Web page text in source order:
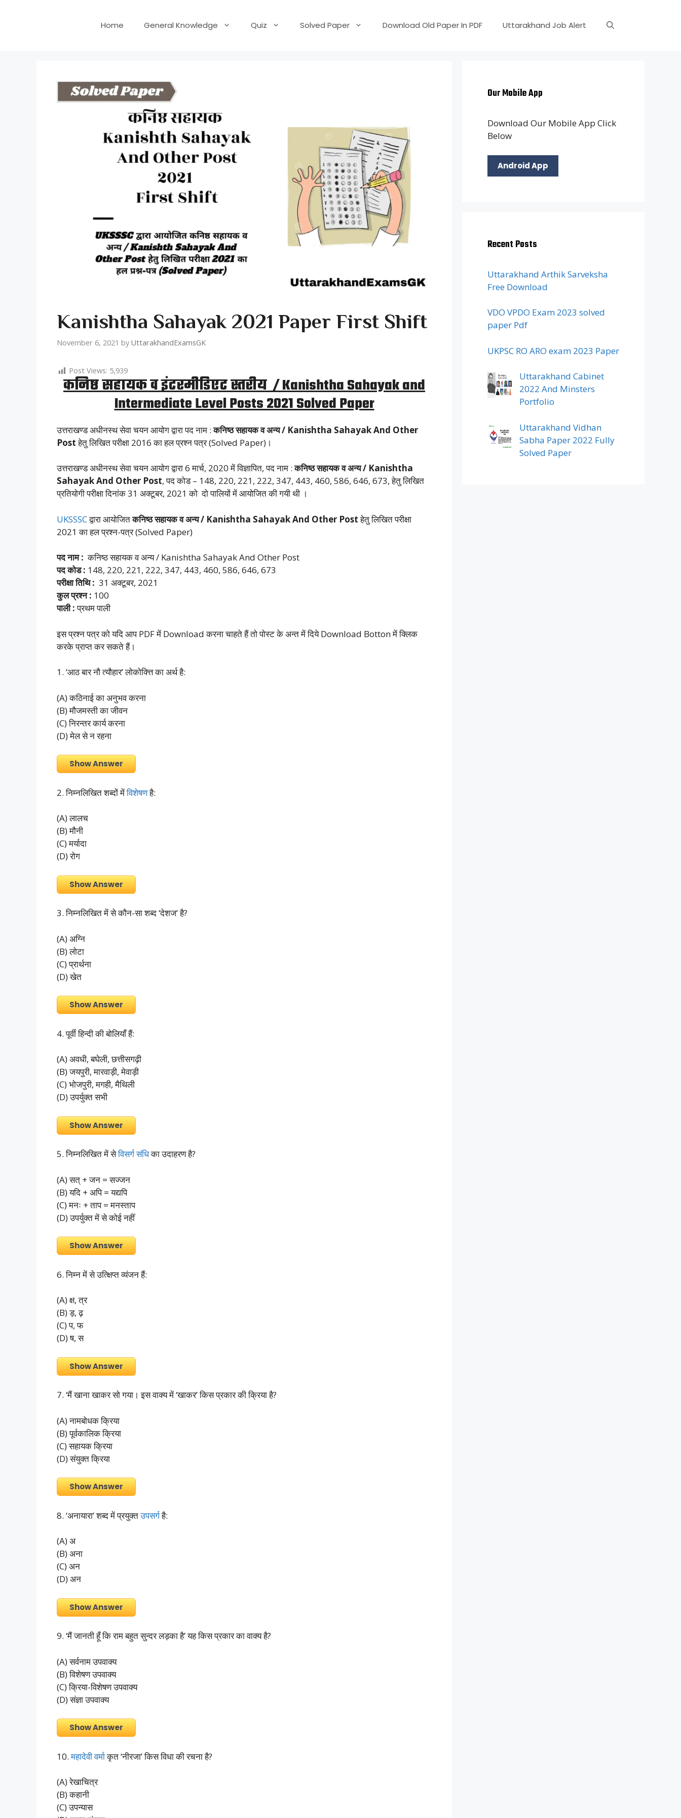
Home General Knowledge Quiz Solved Paper Download Old Paper In PDF Uttarakhand Job Alert
Kanishtha Sahayak 2021 Paper First Shift
November 6, 2021 by UttarakhandExamsGK
Post Views: 5,939
कनिष्ठ सहायक व इंटरमीडिएट स्तरीय / Kanishtha Sahayak and
Intermediate Level Posts 2021 Solved Paper
उत्तराखण्ड अधीनस्थ सेवा चयन आयोग द्वारा पद नाम :कनिष्ठ सहायक व अन्य / Kanishtha Sahayak And Other
Postहेतु लिखित परीक्षा 2016 का हल प्रश्न पत्र (Solved Paper)।
उत्तराखण्ड अधीनस्थ सेवा चयन आयोग द्वारा 6 मार्च, 2020 में विज्ञापित, पद नाम :कनिष्ठ सहायक व अन्य / Kanishtha
Sahayak And Other Post, पद कोड – 148, 220, 221, 222, 347, 443, 460, 586, 646, 673, हेतु लिखित
प्रतियोगी परीक्षा दिनांक 31 अक्टूबर, 2021 को दो पालियों में आयोजित की गयी थी ।
UKSSSCद्वारा आयोजितकनिष्ठ सहायक व अन्य / Kanishtha Sahayak And Other Postहेतु लिखित परीक्षा
2021 का हल प्रश्न-पत्र (Solved Paper)
पद नाम : कनिष्ठ सहायक व अन्य / Kanishtha Sahayak And Other Post
पद कोड : 148, 220, 221, 222, 347, 443, 460, 586, 646, 673
परीक्षा तिथि : 31 अक्टूबर, 2021
कुल प्रश्न : 100
पाली :प्रथम पाली
इस प्रश्न पत्र को यदि आप PDF में Download करना चाहते हैं तो पोस्ट के अन्त में दिये Download Botton में क्लिक
करके प्राप्त कर सकते हैं।
1. ‘आठ बार नौ त्यौहार’ लोकोक्त्ति का अर्थ है:
(A) कठिनाई का अनुभव करना
(B) मौजमस्ती का जीवन
(C) निरन्तर कार्य करना
(D) मेल से न रहना
Show Answer
2. निम्नलिखित शब्दों मेंविशेषणहै:
(A) लालच
(B) मौनी
(C) मर्यादा
(D) रोग
Show Answer
3. निम्नलिखित में से कौन-सा शब्द ‘देशज’ है?
(A) अग्नि
(B) लोटा
(C) प्रार्थना
(D) खेत
Show Answer
4. पूर्वी हिन्दी की बोलियाँ हैं:
(A) अवधी, बघेली, छत्तीसगढ़ी
(B) जयपुरी, मारवाड़ी, मेवाड़ी
(C) भोजपुरी, मगही, मैथिली
(D) उपर्युक्त सभी
Show Answer
5. निम्नलिखित में सेविसर्ग संधिका उदाहरण है?
(A) सत् + जन = सज्जन
(B) यदि + अपि = यद्यपि
(C) मनः + ताप = मनस्ताप
(D) उपर्युक्त में से कोई नहीं
Show Answer
6. निम्न में से उत्क्षिप्त व्यंजन हैं:
(A) क्ष, त्र
(B) ड़, ढ़
(C) प, फ
(D) ष, स
Show Answer
7. ‘मैं खाना खाकर सो गया। इस वाक्य में ‘खाकर’ किस प्रकार की क्रिया है?
(A) नामबोधक क्रिया
(B) पूर्वकालिक क्रिया
(C) सहायक क्रिया
(D) संयुक्त क्रिया
Show Answer
8. ‘अनायारा’ शब्द में प्रयुक्तउपसर्गहै:
(A) अ
(B) अना
(C) अन
(D) अन
Show Answer
9. ‘मैं जानती हूँ कि राम बहुत सुन्दर लड़का है’ यह किस प्रकार का वाक्य है?
(A) सर्वनाम उपवाक्य
(B) विशेषण उपवाक्य
(C) क्रिया-विशेषण उपवाक्य
(D) संज्ञा उपवाक्य
Show Answer
10.महादेवी वर्माकृत ‘नीरजा’ किस विधा की रचना है?
(A) रेखाचित्र
(B) कहानी
(C) उपन्यास
Our Mobile App
Download Our Mobile App Click
Below
Android App
Recent Posts
Uttarakhand Arthik Sarveksha
Free Download
VDO VPDO Exam 2023 solved
paper Pdf
UKPSC RO ARO exam 2023 Paper
Uttarakhand Cabinet
2022 And Minsters
Portfolio
Uttarakhand Vidhan
Sabha Paper 2022 Fully
Solved Paper